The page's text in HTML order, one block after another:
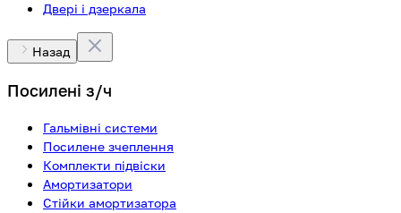
Двері і дзеркала
Назад
Посилені з/ч
Гальмівні системи
Посилене зчеплення
Комплекти підвіски
Амортизатори
Стійки амортизатора